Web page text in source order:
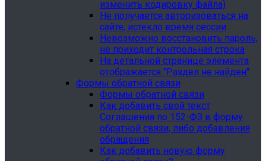
изменить кодировку файла)
Не получается авторизоваться на
сайте, истекло время сессии
Невозможно восстановить пароль,
не приходит контрольная строка
На детальной странице элемента
отображается "Раздел не найден"
Формы обратной связи
Формы обратной связи
Как добавить свой текст
Соглашения по 152-ФЗ в форму
обратной связи, либо добавления
обращения
Как добавить новую форму